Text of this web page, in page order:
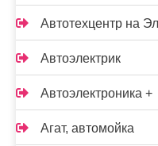
Автотехцентр на
Автоэлектрик
Автоэлектроника +
Агат, автомойка